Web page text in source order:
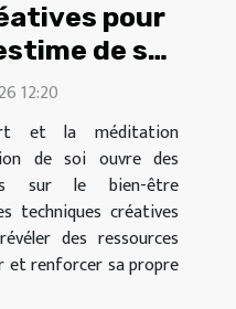
pour
de soi
la
12:20
et la méditation
de soi ouvre des
sur le bien-être
techniques créatives
des ressources
et renforcer sa propre